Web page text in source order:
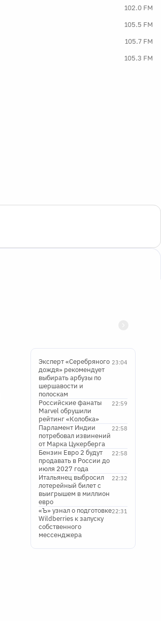
102.0 FM
105.5 FM
105.7 FM
105.3 FM
23:04
Эксперт «Серебряного
дождя» рекомендует
выбирать арбузы по
шершавости и
полоскам
22:59
Российские фанаты
Marvel обрушили
рейтинг «Колобка»
22:58
Парламент Индии
потребовал извинений
от Марка Цукерберга
22:58
Бензин Евро 2 будут
продавать в России до
июля 2027 года
22:32
Итальянец выбросил
лотерейный билет с
выигрышем в миллион
евро
22:31
«Ъ» узнал о подготовке
Wildberries к запуску
собственного
мессенджера